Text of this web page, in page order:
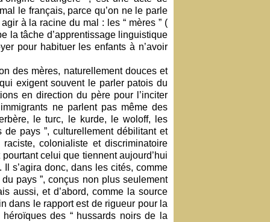
le français, parce qu’on ne le parle
à la racine du mal : les “ mères ” (
la tâche d’apprentissage linguistique
pour habituer les enfants à n’avoir
mères, naturellement douces et
exigent souvent le parler patois du
en direction du père pour l’inciter
ne parlent pas même des
le turc, le kurde, le woloff, les
de pays ”, culturellement débilitant et
colonialiste et discriminatoire
celui que tiennent aujourd’hui
s’agira donc, dans les cités, comme
pays ”, conçus non plus seulement
aussi, et d’abord, comme la source
dans le rapport est de rigueur pour la
des “ hussards noirs de la